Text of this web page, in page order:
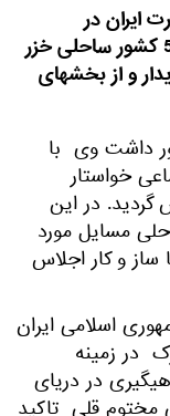
ایران در
مسکو،هیاتهای رسانه ای شرکت کننده از 5 کشور ساحلی خزر
خانم اولیانوا مدیر آستراخان 24 دیدار و از بخشهای
داشت وی با
خواستار
در این
5 کشور ساحلی مسایل مورد
ساز و کار اجلاس
اسلامی ایران
در زمینه
در دریای